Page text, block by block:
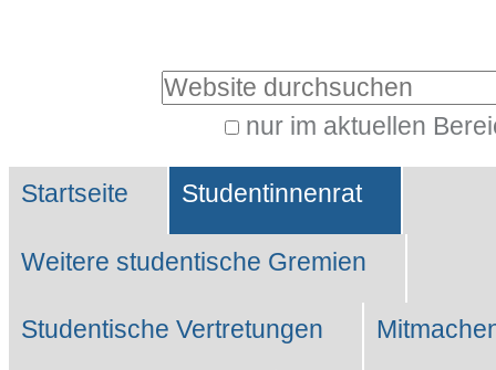
Website durchsuchen
nur im aktuellen
Suche…
Sektionen
Startseite Studentinnenrat
Weitere studentische Gremien
Studentische Vertretungen